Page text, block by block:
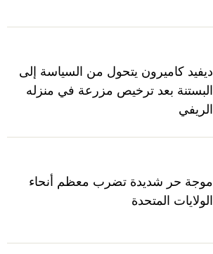
ديفيد كاميرون يتحول من السياسة إلى
البستنة بعد ترخيص مزرعة في منزله
الريفي
موجة حر شديدة تضرب معظم أنحاء
الولايات المتحدة